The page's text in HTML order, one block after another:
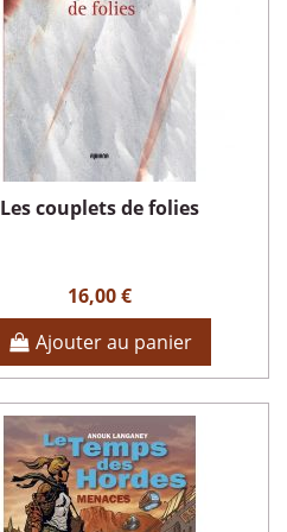
Les couplets de folies
16,00 €
Ajouter au panier